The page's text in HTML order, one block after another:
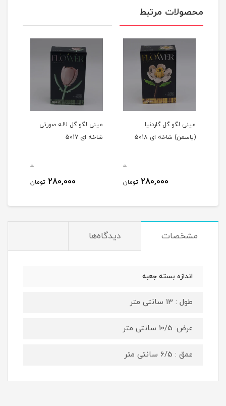
محصولات مرتبط
مینی لگو گل گاردنیا
(یاسمن) شاخه ای 5018
0
280,000 تومان
مینی لگو گل لاله صورتی
شاخه ای 5017
0
280,000 تومان
مشخصات دیدگاه‌ها
اندازه بسته جعبه
طول : 13 سانتی متر
عرض: 10/5 سانتی متر
عمق : 6/5 سانتی متر